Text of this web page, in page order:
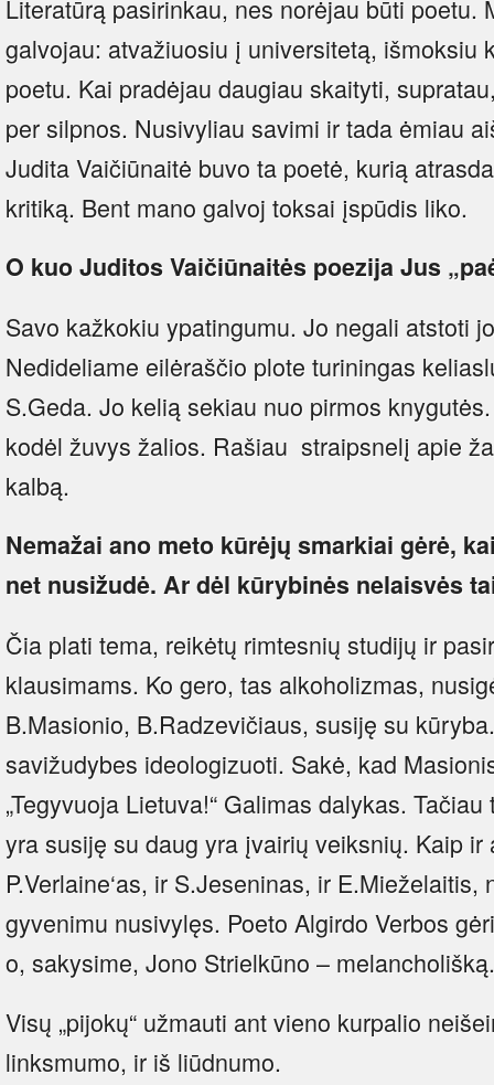
Literatūrą pasirinkau, nes norėjau būti poetu.
galvojau: atvažiuosiu į universitetą, išmoksiu
poetu. Kai pradėjau daugiau skaityti,
per silpnos. Nusivyliau savimi ir tada ėmiau
Judita Vaičiūnaitė buvo ta poetė, kurią
kritiką. Bent mano galvoj toksai įspūdis liko.
O kuo Juditos Vaičiūnaitės poezija Jus
Savo kažkokiu ypatingumu. Jo negali atstoti
Nedideliame eilėraščio plote turiningas
S.Geda. Jo kelią sekiau nuo pirmos
kodėl žuvys žalios. Rašiau straipsnelį apie
kalbą.
Nemažai ano meto kūrėjų smarkiai gėrė,
net nusižudė. Ar dėl kūrybinės nelaisvės
Čia plati tema, reikėtų rimtesnių studijų ir
klausimams. Ko gero, tas alkoholizmas,
B.Masionio, B.Radzevičiaus, susiję su
savižudybes ideologizuoti. Sakė, kad
„Tegyvuoja Lietuva!“ Galimas dalykas.
yra susiję su daug yra įvairių veiksnių. Kaip
P.Verlaine‘as, ir S.Jeseninas, ir
gyvenimu nusivylęs. Poeto Algirdo Verbos
o, sakysime, Jono Strielkūno – melancholišką.
Visų „pijokų“ užmauti ant vieno kurpalio
linksmumo, ir iš liūdnumo.